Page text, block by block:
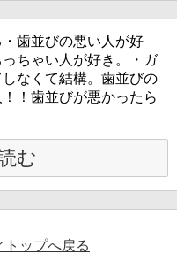
歯並びの悪い人が好
ちゃい人が好き。・ガ
なくて結構。歯並びの
！歯並びが悪かったら
む
トップへ戻る